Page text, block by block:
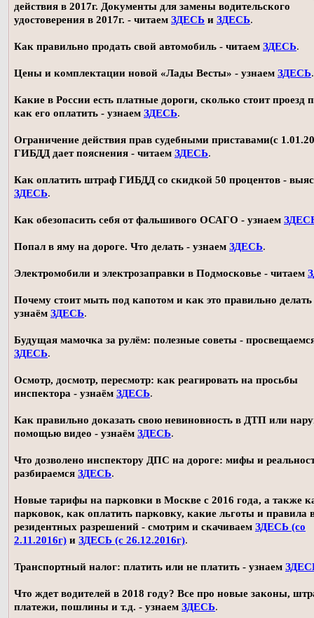
действия в 2017г. Документы для замены водительского
удостоверения в 2017г. - читаем ЗДЕСЬ и ЗДЕСЬ.
Как правильно продать свой автомобиль - читаем ЗДЕСЬ.
Цены и комплектации новой «Лады Весты» - узнаем ЗДЕСЬ.
Какие в России есть платные дороги, сколько стоит проезд
как его оплатить - узнаем ЗДЕСЬ.
Ограничение действия прав судебными приставами(с
ГИБДД дает пояснения - читаем ЗДЕСЬ.
Как оплатить штраф ГИБДД со скидкой 50 процентов -
ЗДЕСЬ.
Как обезопасить себя от фальшивого ОСАГО - узнаем
Попал в яму на дороге. Что делать - узнаем ЗДЕСЬ.
Электромобили и электрозаправки в Подмосковье - читаем
Почему стоит мыть под капотом и как это правильно делать
узнаём ЗДЕСЬ.
Будущая мамочка за рулём: полезные советы -
ЗДЕСЬ.
Осмотр, досмотр, пересмотр: как реагировать на просьбы
инспектора - узнаём ЗДЕСЬ.
Как правильно доказать свою невиновность в ДТП или
помощью видео - узнаём ЗДЕСЬ.
Что дозволено инспектору ДПС на дороге: мифы и
разбираемся ЗДЕСЬ.
Новые тарифы на парковки в Москве с 2016 года, а также
парковок, как оплатить парковку, какие льготы и правила
резидентных разрешений - смотрим и скачиваем ЗДЕСЬ (со
2.11.2016г) и ЗДЕСЬ (с 26.12.2016г).
Транспортный налог: платить или не платить - узнаем
Что ждет водителей в 2018 году? Все про новые законы,
платежи, пошлины и т.д. - узнаем ЗДЕСЬ.